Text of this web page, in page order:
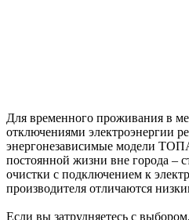
Для временного проживания в
отключениями электроэнергии
энергонезависимые модели
постоянной жизни вне города –
очистки с подключением к
производителя отличаются
Если вы затрудняетесь с